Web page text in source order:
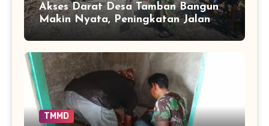
Akses Darat Desa Tamban Bangun
Makin Nyata, Peningkatan Jalan
TMMD Sentuh 90 Persen
TMMD